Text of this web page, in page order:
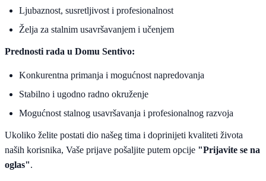
Ljubaznost, susretljivost i profesionalnost
Želja za stalnim usavršavanjem i učenjem
Prednosti rada u Domu Sentivo:
Konkurentna primanja i mogućnost napredovanja
Stabilno i ugodno radno okruženje
Mogućnost stalnog usavršavanja i profesionalnog razvoja
Ukoliko želite postati dio našeg tima i doprinijeti kvaliteti života
naših korisnika, Vaše prijave pošaljite putem opcije "Prijavite se na
oglas".